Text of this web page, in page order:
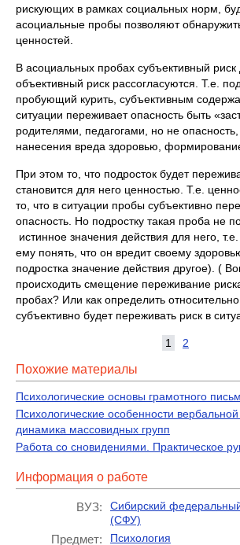
рискующих в рамках социальных норм,
асоциальные пробы позволяют
ценностей.
В асоциальных пробах субъективный риск
объективный риск рассогласуются. Т.е.
пробующий курить, субъективным
ситуации переживает опасность быть
родителями, педагогами, но не
нанесения вреда здоровью,
При этом то, что подросток будет
становится для него ценностью. Т.е.
то, что в ситуации пробы субъективно
опасность. Но подростку такая проба не
истинное значения действия для него,
ему понять, что он вредит своему
подростка значение действия другое). (
происходить смещение переживание
пробах? Или как определить
субъективно будет переживать риск в
1 2
Похожие материалы
Психологические основы грамотного
Психологические особенности
динамика массовидных групп
Работа со сновидениями. Практическое
Информация о работе
ВУЗ:
Сибирский
(СФУ)
Предмет: Психология